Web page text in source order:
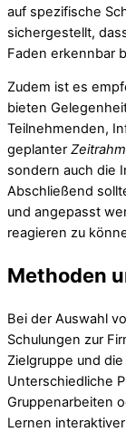
auf spezifische
sichergestellt,
Faden erkennbar
Zudem ist es
bieten
Teilnehmenden,
geplanter
sondern auch die
Abschließend
und angepasst
reagieren zu
Methoden
Bei der Auswahl
Schulungen zur
Zielgruppe und
Unterschiedliche
Gruppenarbeiten
Lernen